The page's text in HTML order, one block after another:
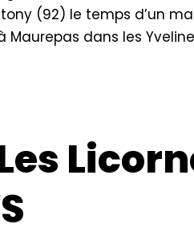
(92) le temps d’un
dans les